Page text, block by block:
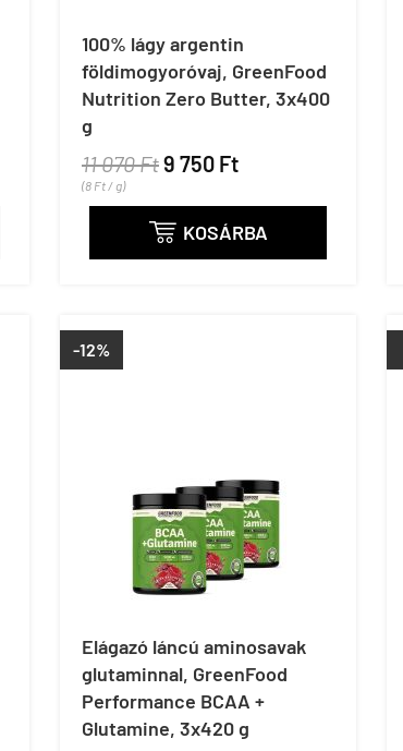
100% lágy argentin
földimogyoróvaj, GreenFood
Nutrition Zero Butter, 3x400
g
11 070 Ft9 750 Ft
(8 Ft / g)
 KOSÁRBA
-12%
Elágazó láncú aminosavak
glutaminnal, GreenFood
Performance BCAA +
Glutamine, 3x420 g